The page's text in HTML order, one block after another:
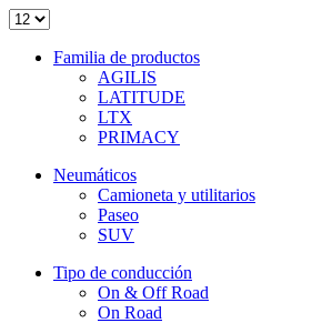
Familia de productos
AGILIS
LATITUDE
LTX
PRIMACY
Neumáticos
Camioneta y utilitarios
Paseo
SUV
Tipo de conducción
On & Off Road
On Road